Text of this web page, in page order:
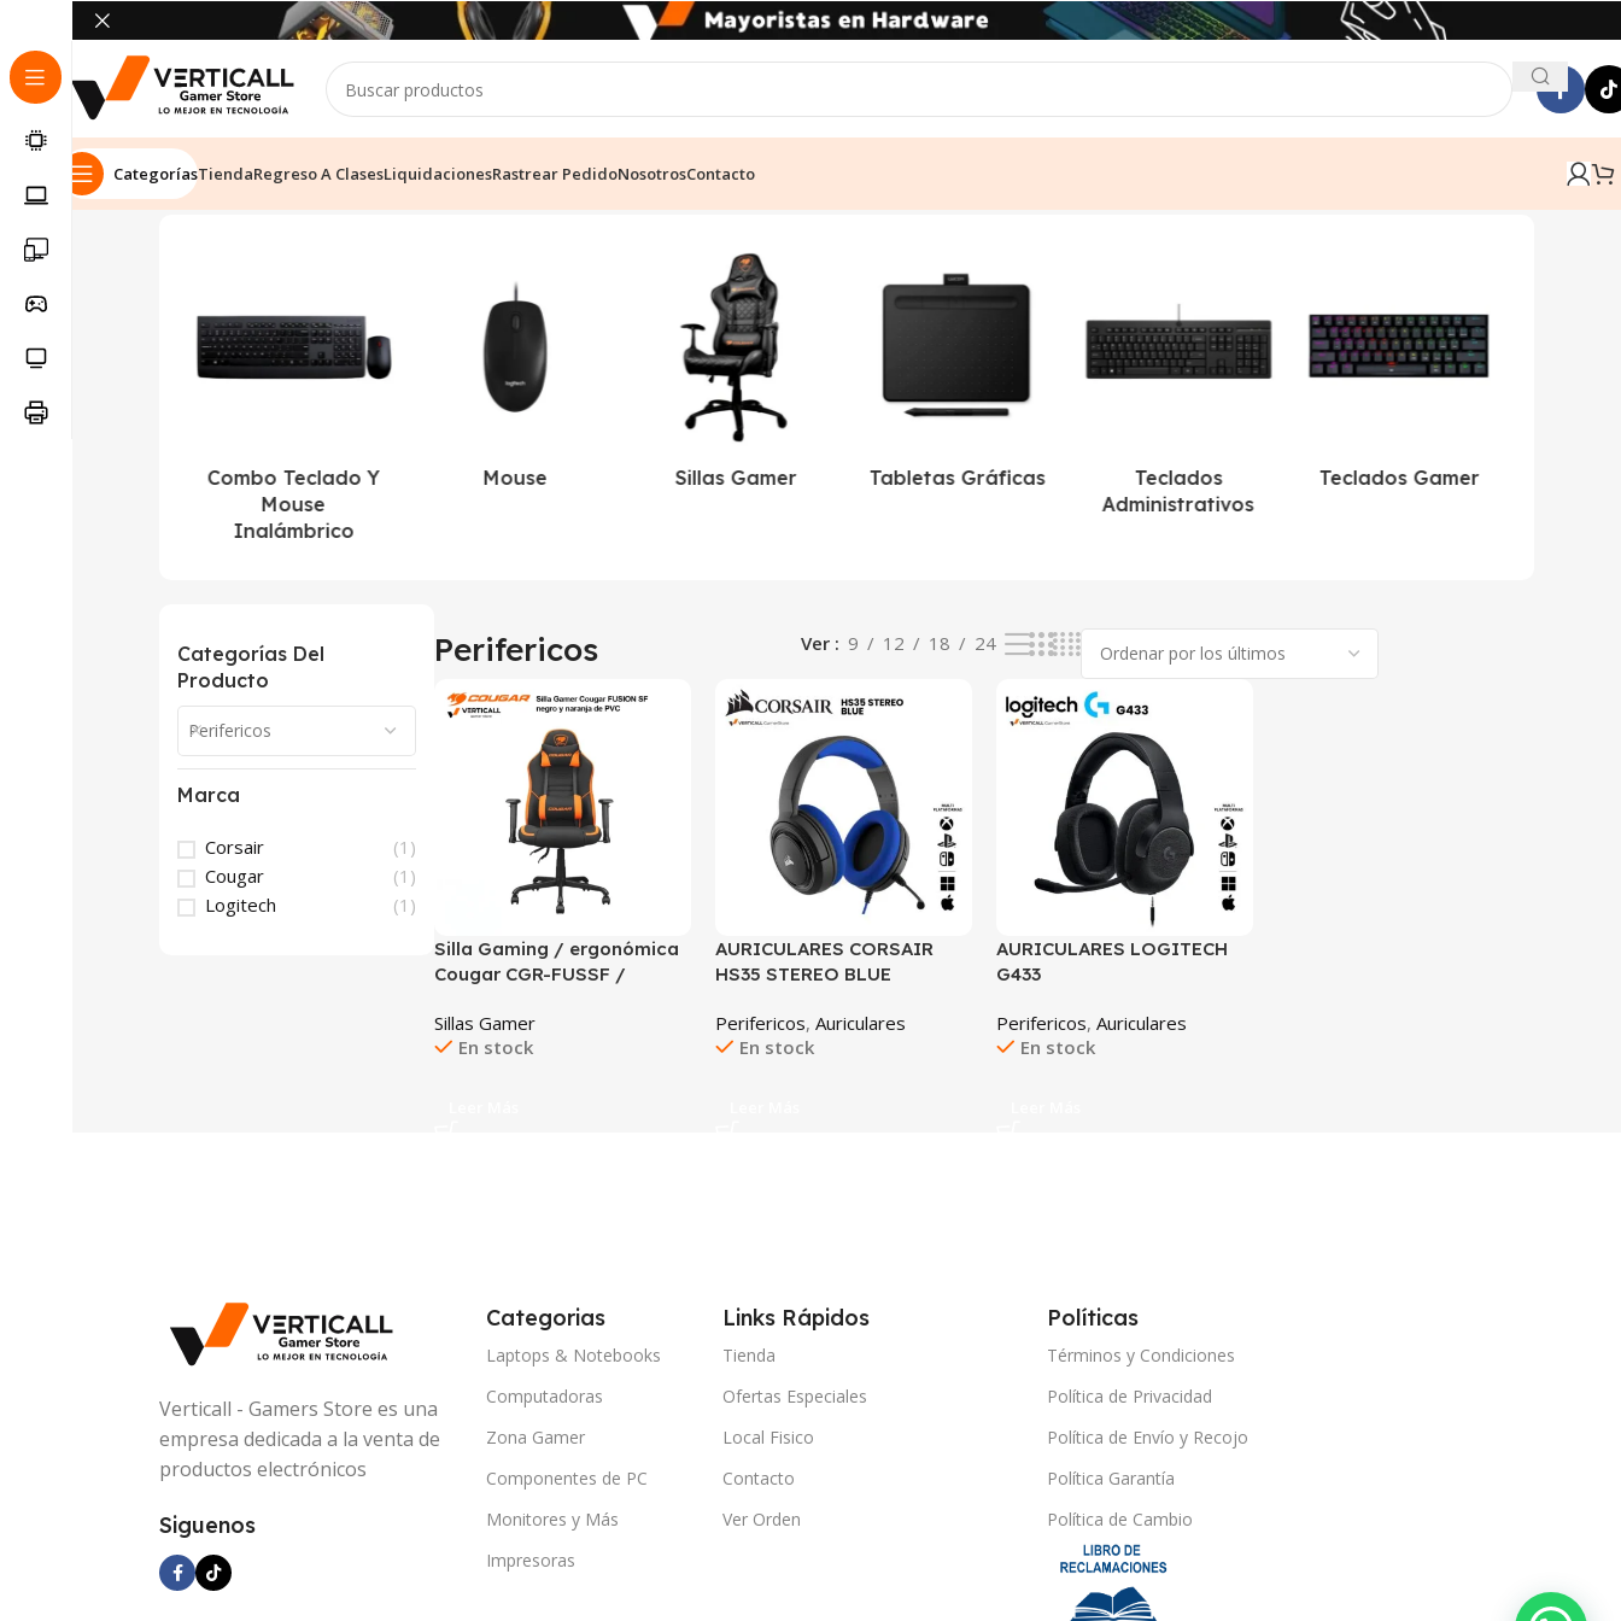
CategoríasTiendaRegreso A ClasesLiquidacionesRastrear PedidoNosotrosContacto
Inicio
Combo Teclado Y
Mouse
Inalámbrico
Mouse Sillas Gamer Tabletas Gráficas
Teclados
Administrativos
Teclados Gamer
Categorías Del
Producto
Perifericos
Marca
Corsair
(1)
Cougar
(1)
Logitech
(1)
Perifericos Ver 9 12 18 24
Silla Gaming / ergonómica
Cougar CGR-FUSSF /
Naranja, Metal (estructura y
base), Cuero sintético (PU /
Sillas Gamer
En stock
AURICULARES CORSAIR
HS35 STEREO BLUE
Perifericos, Auriculares
En stock
AURICULARES LOGITECH
G433
Perifericos, Auriculares
En stock
Verticall - Gamers Store es una
empresa dedicada a la venta de
productos electrónicos
Siguenos
Categorias
Laptops & Notebooks
Computadoras
Zona Gamer
Componentes de PC
Monitores y Más
Impresoras
Links Rápidos
Tienda
Ofertas Especiales
Local Fisico
Contacto
Ver Orden
Políticas
Términos y Condiciones
Política de Privacidad
Política de Envío y Recojo
Política Garantía
Política de Cambio